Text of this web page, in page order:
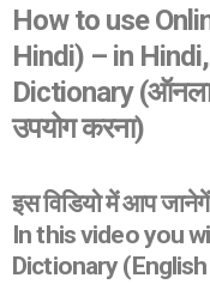
How to use
Hindi) – in
Dictionary
उपयोग करना)
इस विडियो में आप
In this video you
Dictionary